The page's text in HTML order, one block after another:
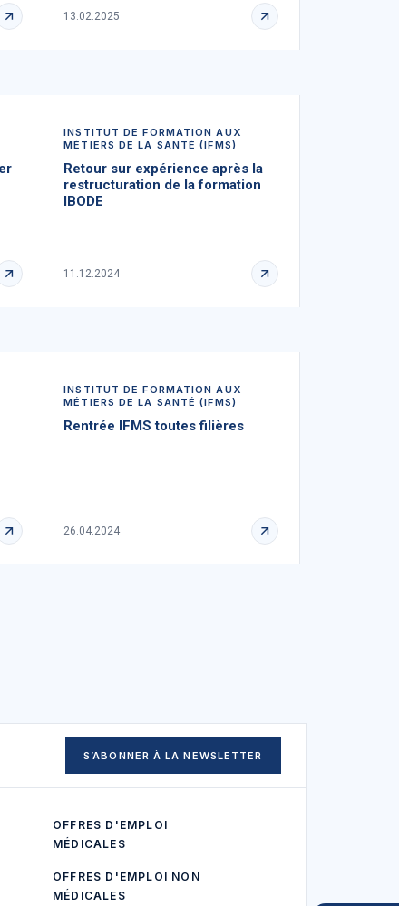
13.02.2025
INSTITUT DE FORMATION AUX
MÉTIERS DE LA SANTÉ (IFMS)
Retour sur expérience après la
restructuration de la formation
IBODE
11.12.2024
INSTITUT DE FORMATION AUX
MÉTIERS DE LA SANTÉ (IFMS)
Rentrée IFMS toutes filières
26.04.2024
S’ABONNER À LA NEWSLETTER
OFFRES D'EMPLOI
MÉDICALES
OFFRES D'EMPLOI NON
MÉDICALES